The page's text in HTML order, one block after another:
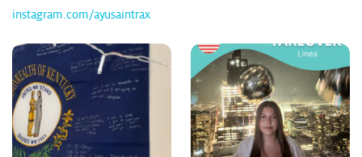
instagram.com/ayusaintrax